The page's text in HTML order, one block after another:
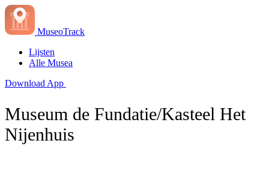
MuseoTrack
Lijsten
Alle Musea
Download App
Museum de Fundatie/Kasteel Het
Nijenhuis